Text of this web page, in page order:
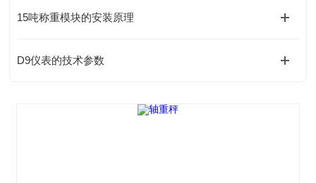
15吨称重模块的安装原理
D9仪表的技术参数